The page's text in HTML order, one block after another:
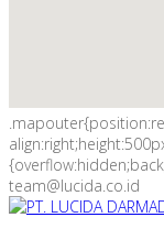
team@lucida.co.id